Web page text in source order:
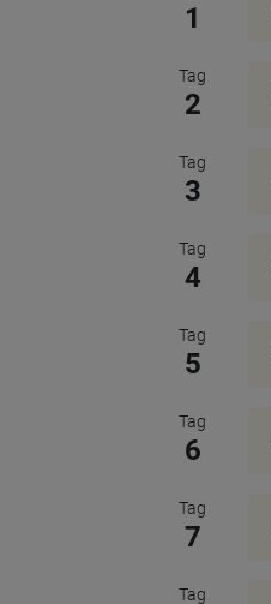
1
Tag
2
Tag
3
Tag
4
Tag
5
Tag
6
Tag
7
Tag